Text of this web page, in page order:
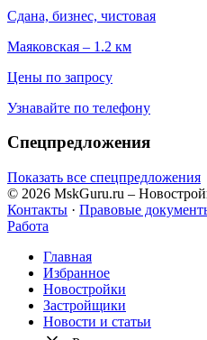
Сдана, бизнес, чистовая
Маяковская – 1.2 км
Цены по запросу
Узнавайте по телефону
Спецпредложения
Показать все спецпредложения
© 2026 MskGuru.ru –
Контакты · Правовые
Работа
Главная
Избранное
Новостр ойки
Застройщики
Новости и статьи